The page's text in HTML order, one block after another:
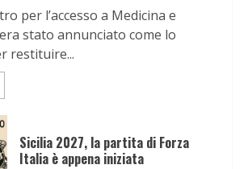
per l’accesso a Medicina e
stato annunciato come lo
restituire...
Sicilia 2027, la partita di Forza
Italia è appena iniziata